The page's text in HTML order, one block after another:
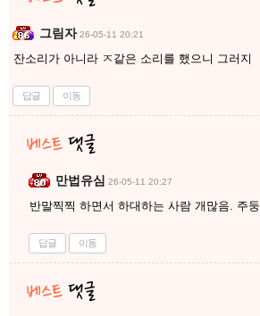
그림자 26-05-11 20:21
잔소리가 아니라 ㅈ같은 소리를 했으니 그러지
답글 이동
만법유심 26-05-11 20:27
반말찍찍 하면서 하대하는 사람 개많음. 주
답글 이동